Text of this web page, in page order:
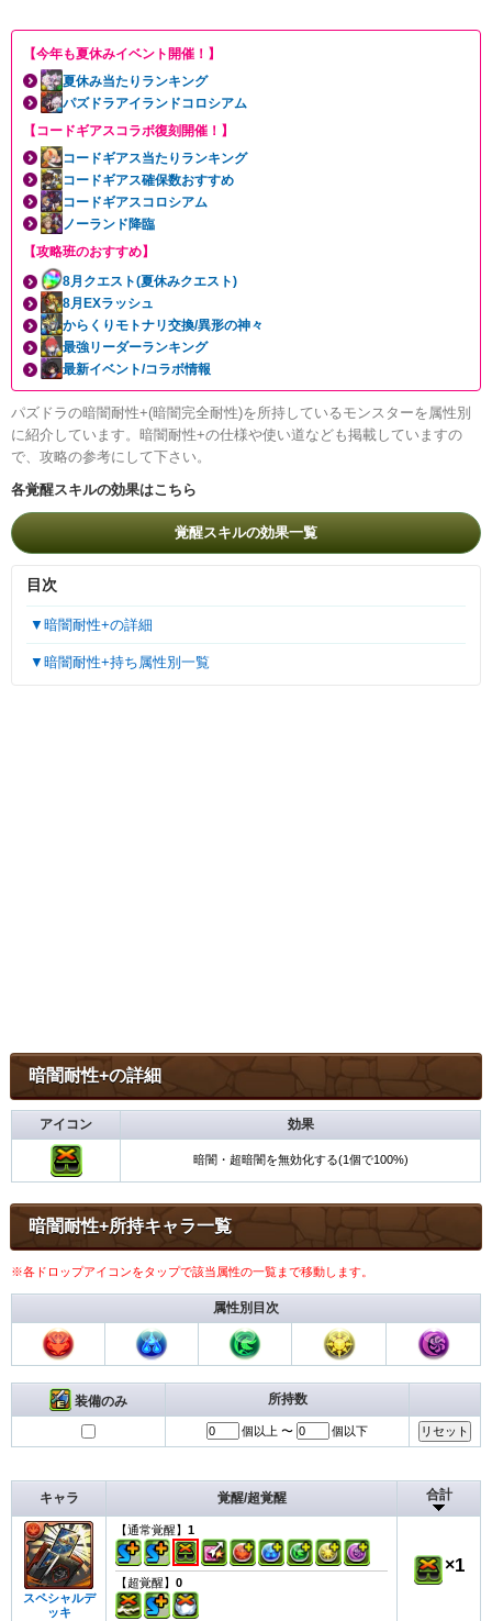
【今年も夏休みイベント開催！】
夏休み当たりランキング
パズドラアイランドコロシアム
【コードギアスコラボ復刻開催！】
コードギアス当たりランキング
コードギアス確保数おすすめ
コードギアスコロシアム
ノーランド降臨
【攻略班のおすすめ】
8月クエスト(夏休みクエスト)
8月EXラッシュ
からくりモトナリ交換/異形の神々
最強リーダーランキング
最新イベント/コラボ情報
パズドラの暗闇耐性+(暗闇完全耐性)を所持しているモンスターを属性別
に紹介しています。暗闇耐性+の仕様や使い道なども掲載していますの
で、攻略の参考にして下さい。
各覚醒スキルの効果はこちら
覚醒スキルの効果一覧
目次
▼暗闇耐性+の詳細
▼暗闇耐性+持ち属性別一覧
暗闇耐性+の詳細
アイコン 効果
暗闇・超暗闇を無効化する(1個で100%)
暗闇耐性+所持キャラ一覧
※各ドロップアイコンをタップで該当属性の一覧まで移動します。
属性別目次
装備のみ 所持数
個以上 〜 個以下
キャラ 覚醒/超覚醒 合計
スペシャルデ
ッキ
【通常覚醒】 1
【超覚醒】 0
×1